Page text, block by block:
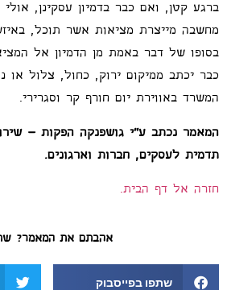
ברגע קטן, ואם כבר בדמיון עסקינן,
מחשבה מייצרת מציאות אשר תוכל,
בסופו של דבר באמת מן הדמיון אל
כבר יכתב ממיקום ירוק, כחול, צלול או
המשרד באווירת יום חורף קר וסגרירי.
המאמר נכתב ע"י גושפנקה הפקות –
תדמית לעסקים, חברות וארגונים.
חזרה אל דף הבית.
אהבתם את המאמר?
שתפו בפייסבוק